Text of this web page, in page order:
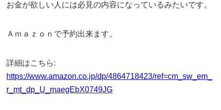
お金が欲しい人には必見の内容になっているみたいです。
Ａｍａｚｏｎで予約出来ます。
詳細はこちら:
https://www.amazon.co.jp/dp/4864718423/ref=cm_sw_em_
r_mt_dp_U_maegEbX0749JG